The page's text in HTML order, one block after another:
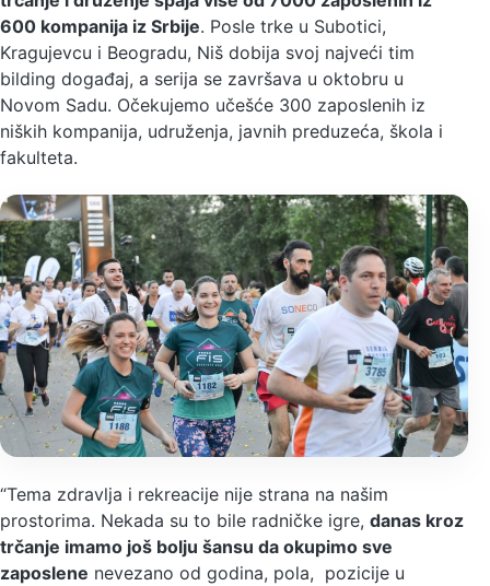
600 kompanija iz Srbije. Posle trke u Subotici,
Kragujevcu i Beogradu, Niš dobija svoj najveći tim
bilding događaj, a serija se završava u oktobru u
Novom Sadu. Očekujemo učešće 300 zaposlenih iz
niških kompanija, udruženja, javnih preduzeća, škola i
fakulteta.
“Tema zdravlja i rekreacije nije strana na našim
prostorima. Nekada su to bile radničke igre, danas kroz
trčanje imamo još bolju šansu da okupimo sve
zaposlene nevezano od godina, pola, pozicije u